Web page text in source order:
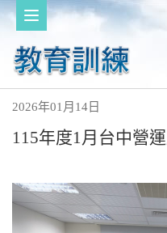
2026年01月14日
115年度1月台中營